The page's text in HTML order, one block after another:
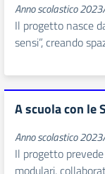
Anno scolastico
Il progetto nasce
sensi”, creando
A scuola con le
Anno scolastico
Il progetto
modulari,